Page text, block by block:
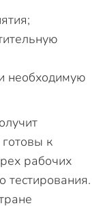
необходимую
к
рабочих
тестирования.